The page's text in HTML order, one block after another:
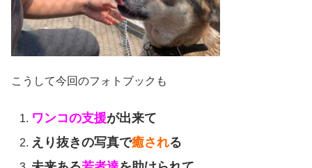
こうして今回のフォトブックも
ワンコの支援が出来て
えり抜きの写真で癒される